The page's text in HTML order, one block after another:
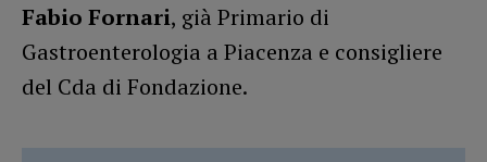
Fabio Fornari, già Primario di
Gastroenterologia a Piacenza e consigliere
del Cda di Fondazione.